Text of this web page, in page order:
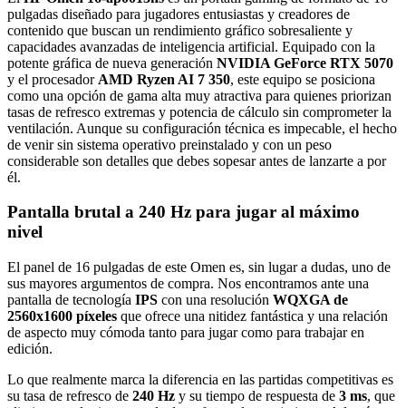
pulgadas diseñado para jugadores entusiastas y creadores de
contenido que buscan un rendimiento gráfico sobresaliente y
capacidades avanzadas de inteligencia artificial. Equipado con la
potente gráfica de nueva generación NVIDIA GeForce RTX 5070
y el procesador AMD Ryzen AI 7 350, este equipo se posiciona
como una opción de gama alta muy atractiva para quienes priorizan
tasas de refresco extremas y potencia de cálculo sin comprometer la
ventilación. Aunque su configuración técnica es impecable, el hecho
de venir sin sistema operativo preinstalado y con un peso
considerable son detalles que debes sopesar antes de lanzarte a por
él.
Pantalla brutal a 240 Hz para jugar al máximo
nivel
El panel de 16 pulgadas de este Omen es, sin lugar a dudas, uno de
sus mayores argumentos de compra. Nos encontramos ante una
pantalla de tecnología IPS con una resolución WQXGA de
2560x1600 píxeles que ofrece una nitidez fantástica y una relación
de aspecto muy cómoda tanto para jugar como para trabajar en
edición.
Lo que realmente marca la diferencia en las partidas competitivas es
su tasa de refresco de 240 Hz y su tiempo de respuesta de 3 ms, que